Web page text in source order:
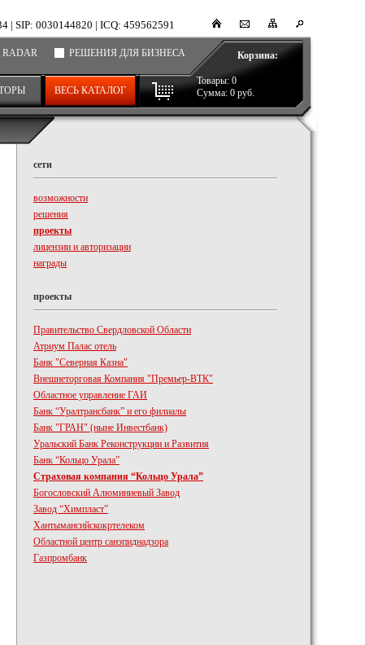
Корзина:
Товары: 0
Сумма: 0 руб.
| SIP: 0030144820 | ICQ: 459562591
РЕШЕНИЯ ДЛЯ БИЗНЕСА
ВЕСЬ КАТАЛОГ
сети
возможности
решения
проекты
лицензии и авторизации
награды
проекты
Правительство Свердловской Области
Атриум Палас отель
Банк "Северная Казна"
Внешнеторговая Компания "Премьер-ВТК"
Областное управление ГАИ
Банк “Уралтрансбанк” и его филиалы
Банк "ГРАН" (ныне Инвестбанк)
Уральский Банк Реконструкции и Развития
Банк “Кольцо Урала”
Страховая компания “Кольцо Урала”
Богословский Алюминиевый Завод
Завод “Химпласт”
Хантымансийскокртелеком
Областной центр санэпиднадзора
Газпромбанк